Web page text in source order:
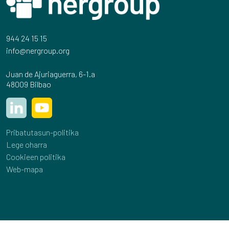
944 24 15 15
info@nergroup.org
Juan de Ajuriaguerra, 6-1.a
48009 Bilbao
Pribatutasun-politika
Lege oharra
Cookieen politika
Web-mapa